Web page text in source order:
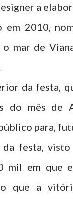
a
2010,
mar de
da festa,
do mês de
para,
festa,
mil em que
que a